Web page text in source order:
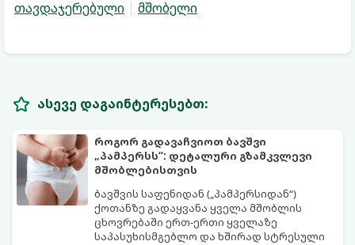
თავდაჯერებული მშობელი
ასევე დაგაინტერესებთ:
როგორ გადავაჩვიოთ ბავშვი
„პამპერსს“: დეტალური გზამკვლევი
მშობლებისთვის
ბავშვის საფენიდან („პამპერსიდან“)
ქოთანზე გადაყვანა ყველა მშობლის
ცხოვრებაში ერთ-ერთი ყველაზე
საპასუხისმგებლო და ხშირად სტრესული